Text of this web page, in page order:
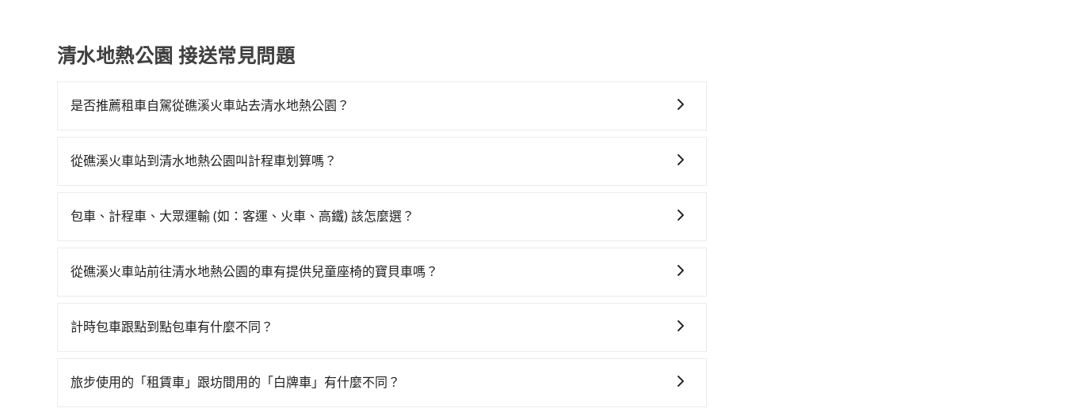
清水地熱公園 接送常見問題
是否推薦租車自駕從礁溪火車站去清水地熱公園？
邊可隨租隨借的iRent應該是你最便宜選擇。註冊完iRent的app後，可以每小時$115~205承租小轎車，每公里
都需自付。再者，和運的iRent只提供最基本的車型，如Toyota Yaris、Prius C、Vios這類乘坐體驗較差的車
爾也會遇到明明已經預約了時間但上一位用戶卻遲遲尚未歸還，又或者要還車時卻偏偏找不到停車位，對於急著
從礁溪火車站到清水地熱公園叫計程車划算嗎？
到車，也可考慮打電話至礁溪火車站附近的計程車隊，如三全計程車、礁溪計程車、昌鏋計程車等叫車看看。依
會採現場議價，建議最好先上網預約，以免當場被坑受騙。雖然礁溪火車站到清水地熱公園的跳表小黃可能較為
包車、計程車、大眾運輸 (如：客運、火車、高鐵) 該怎麼選？
程車最貴，而大眾運輸通常較便宜。 行程：需多點停留的行程建議可選可客製化行程的包車，如果時間比較寬鬆
可選用大眾運輸。 便利性：需要便利性和方便性可選包車和計程車，喜歡探險和體驗當地文化則可搭乘大眾運
從礁溪火車站前往清水地熱公園的車有提供兒童座椅的寶貝車嗎？
全帶，則需使用嬰兒/兒童座椅或輔以增高墊。如有幼童同行，在預訂tripool的寶貝車時，可以直接在網站勾選
計時包車跟點到點包車有什麼不同？
通常以每小時為單位，客戶可以根據自己的需要預定一定時間的包車服務。這種服務適用於需要在城市內多個地
旅步使用的「租賃車」跟坊間用的「白牌車」有什麼不同？